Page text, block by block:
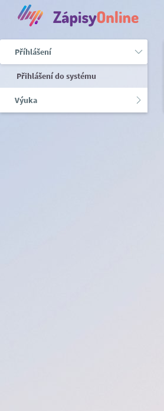
Příhlášení
Přihlášení do systému
Výuka